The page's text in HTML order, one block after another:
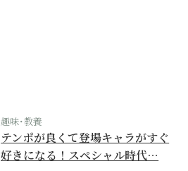
趣味･教養
テンポが良くて登場キャラがすぐ
好きになる！スペシャル時代…